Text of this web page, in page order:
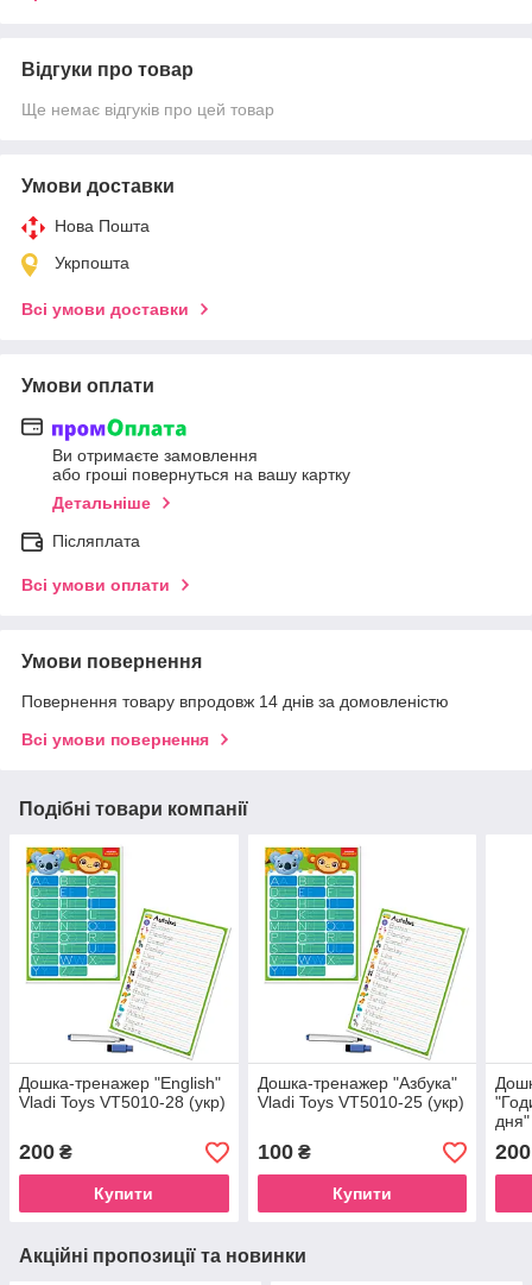
Відгуки про товар
Ще немає відгуків про цей товар
Умови доставки
Нова Пошта
Укрпошта
Всі умови доставки
Умови оплати
Ви отримаєте замовлення
або гроші повернуться на вашу картку
Детальніше
Післяплата
Всі умови оплати
Умови повернення
Повернення товару впродовж 14 днів за домовленістю
Всі умови повернення
Подібні товари компанії
Дошка-тренажер "English"
Vladi Toys VT5010-28 (укр)
200 ₴
Купити
Дошка-тренажер "Азбука"
Vladi Toys VT5010-25 (укр)
100₴
Купити
200
Акційні пропозиції та новинки